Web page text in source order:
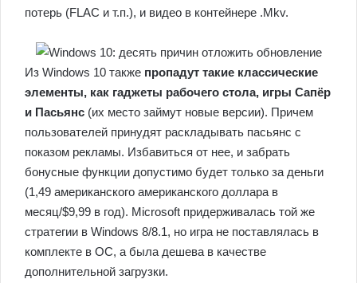
потерь (FLAC и т.п.), и видео в контейнере .Mkv.
Из Windows 10 также пропадут такие классические
элементы, как гаджеты рабочего стола, игры Сапёр
и Пасьянс (их место займут новые версии). Причем
пользователей принудят раскладывать пасьянс с
показом рекламы. Избавиться от нее, и забрать
бонусные функции допустимо будет только за деньги
(1,49 американского американского доллара в
месяц/$9,99 в год). Microsoft придерживалась той же
стратегии в Windows 8/8.1, но игра не поставлялась в
комплекте в ОС, а была дешева в качестве
дополнительной загрузки.